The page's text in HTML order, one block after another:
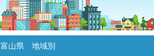
富山県 地域別